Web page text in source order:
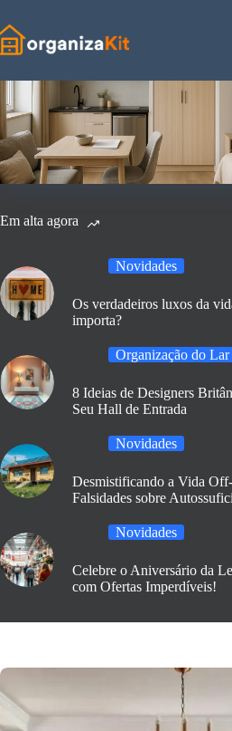
para
o
conteúdo
Em alta agora
Novidades
Os verdadeiros luxos da
importa?
Organização do Lar
8 Ideias de Designers
Seu Hall de Entrada
Novidades
Desmistificando a Vida
Falsidades sobre
Novidades
Celebre o Aniversário da
com Ofertas Imperdíveis!